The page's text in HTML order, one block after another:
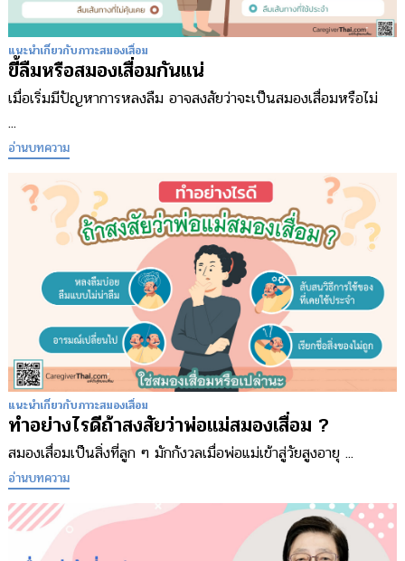
แนะนำเกี่ยวกับภาวะสมองเสื่อม
ขี้ลืมหรือสมองเสื่อมกันแน่
เมื่อเริ่มมีปัญหาการหลงลืม อาจสงสัยว่าจะเป็นสมองเสื่อมหรือไม่
...
อ่านบทความ
แนะนำเกี่ยวกับภาวะสมองเสื่อม
ทำอย่างไรดีถ้าสงสัยว่าพ่อแม่สมองเสื่อม ?
สมองเสื่อมเป็นสิ่งที่ลูก ๆ มักกังวลเมื่อพ่อแม่เข้าสู่วัยสูงอายุ ...
อ่านบทความ